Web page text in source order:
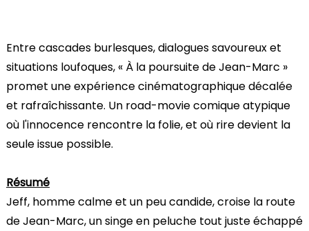
Entre cascades burlesques, dialogues savoureux et
situations loufoques, « À la poursuite de Jean-Marc »
promet une expérience cinématographique décalée
et rafraîchissante. Un road-movie comique atypique
où l'innocence rencontre la folie, et où rire devient la
seule issue possible.
Résumé
Jeff, homme calme et un peu candide, croise la route
de Jean-Marc, un singe en peluche tout juste échappé